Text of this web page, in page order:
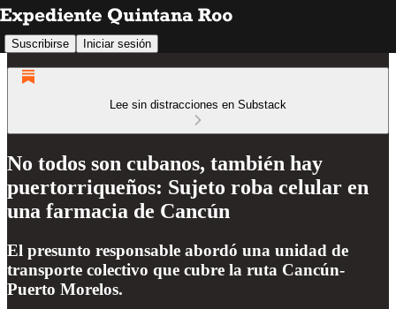
Suscribirse Iniciar sesión
Lee sin distracciones en Substack
No todos son cubanos, también hay
puertorriqueños: Sujeto roba celular en
una farmacia de Cancún
El presunto responsable abordó una unidad de
transporte colectivo que cubre la ruta Cancún-
Puerto Morelos.